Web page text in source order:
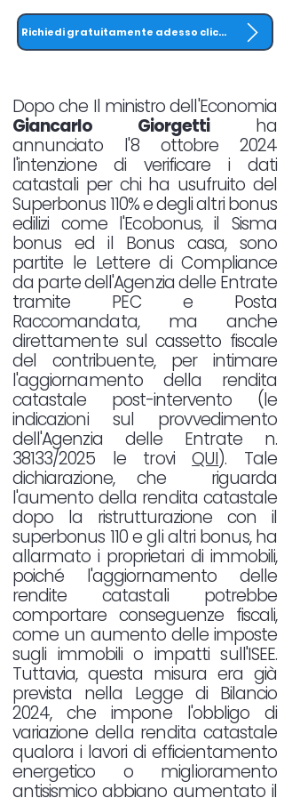
Richiedi gratuitamente adesso clicca QUI
Dopo che Il ministro dell'Economia
Giancarlo Giorgettiha
annunciato l'8 ottobre 2024
l'intenzione di verificare i dati
catastali per chi ha usufruito del
Superbonus 110% e degli altri bonus
edilizi come l'Ecobonus, il Sisma
bonus ed il Bonus casa, sono
partite le Lettere di Compliance
da parte dell'Agenzia delle Entrate
tramite PEC e Posta
Raccomandata, ma anche
direttamente sul cassetto fiscale
del contribuente, per intimare
l'aggiornamento della rendita
catastale post-intervento (le
indicazioni sul provvedimento
dell'Agenzia delle Entrate n.
38133/2025 le troviQUI). Tale
dichiarazione, che riguarda
l'aumento della rendita catastale
dopo la ristrutturazione con il
superbonus 110 e gli altri bonus, ha
allarmato i proprietari di immobili,
poiché l'aggiornamento delle
rendite catastali potrebbe
comportare conseguenze fiscali,
come un aumento delle imposte
sugli immobili o impatti sull'ISEE.
Tuttavia, questa misura era già
prevista nella Legge di Bilancio
2024, che impone l'obbligo di
variazione della rendita catastale
qualora i lavori di efficientamento
energetico o miglioramento
antisismico abbiano aumentato il